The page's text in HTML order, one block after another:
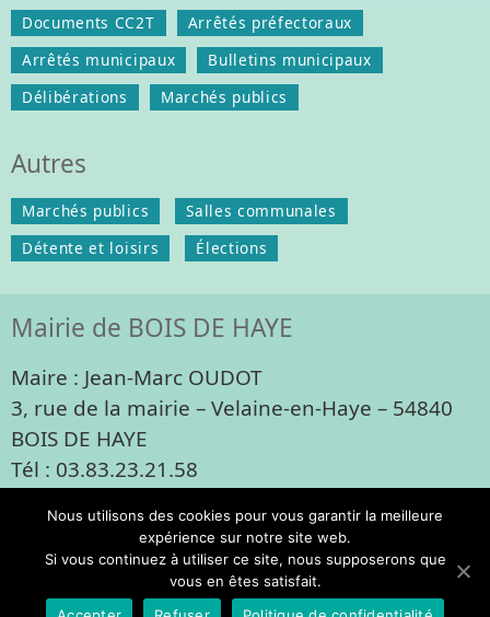
Documents CC2T
Arrêtés préfectoraux
Arrêtés municipaux
Bulletins municipaux
Délibérations
Marchés publics
Autres
Marchés publics
Salles communales
Détente et loisirs
Élections
Mairie de BOIS DE HAYE
Maire : Jean-Marc OUDOT
3, rue de la mairie – Velaine-en-Haye – 54840
BOIS DE HAYE
Tél : 03.83.23.21.58
Contacts Mentions légales
Nous utilisons des cookies pour vous garantir la meilleure
expérience sur notre site web.
Si vous continuez à utiliser ce site, nous supposerons que
vous en êtes satisfait.